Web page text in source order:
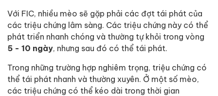
Với FIC, nhiều mèo sẽ gặp phải các đợt tái phát của
các triệu chứng lâm sàng. Các triệu chứng này có thể
phát triển nhanh chóng và thường tự khỏi trong vòng
5 - 10 ngày, nhưng sau đó có thể tái phát.
Trong những trường hợp nghiêm trọng, triệu chứng có
thể tái phát nhanh và thường xuyên. Ở một số mèo,
các triệu chứng có thể kéo dài trong thời gian